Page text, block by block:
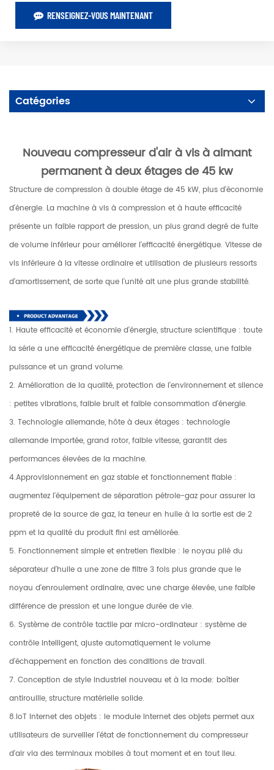
RENSEIGNEZ-VOUS MAINTENANT
Catégories
Nouveau compresseur d'air à vis à aimant
permanent à deux étages de 45 kw
Structure de compression à double étage de 45 kW, plus d'économie
d'énergie. La machine à vis à compression et à haute efficacité
présente un faible rapport de pression, un plus grand degré de fuite
de volume inférieur pour améliorer l'efficacité énergétique. Vitesse de
vis inférieure à la vitesse ordinaire et utilisation de plusieurs ressorts
d'amortissement, de sorte que l'unité ait une plus grande stabilité.
1. Haute efficacité et économie d'énergie, structure scientifique : toute
la série a une efficacité énergétique de première classe, une faible
puissance et un grand volume.
2. Amélioration de la qualité, protection de l'environnement et silence
: petites vibrations, faible bruit et faible consommation d'énergie.
3. Technologie allemande, hôte à deux étages : technologie
allemande importée, grand rotor, faible vitesse, garantit des
performances élevées de la machine.
4.Approvisionnement en gaz stable et fonctionnement fiable :
augmentez l'équipement de séparation pétrole-gaz pour assurer la
propreté de la source de gaz, la teneur en huile à la sortie est de 2
ppm et la qualité du produit fini est améliorée.
5. Fonctionnement simple et entretien flexible : le noyau plié du
séparateur d'huile a une zone de filtre 3 fois plus grande que le
noyau d'enroulement ordinaire, avec une charge élevée, une faible
différence de pression et une longue durée de vie.
6. Système de contrôle tactile par micro-ordinateur : système de
contrôle intelligent, ajuste automatiquement le volume
d'échappement en fonction des conditions de travail.
7. Conception de style industriel nouveau et à la mode: boîtier
antirouille, structure matérielle solide.
8.IoT Internet des objets : le module Internet des objets permet aux
utilisateurs de surveiller l'état de fonctionnement du compresseur
d'air via des terminaux mobiles à tout moment et en tout lieu.